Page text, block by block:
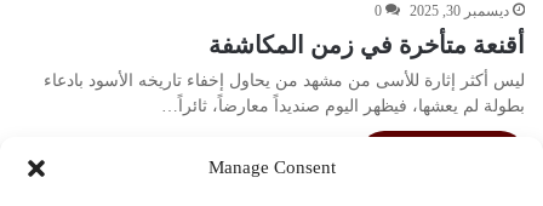
Manage Consent
ديسمبر 30, 2025 0
أقنعة متأخرة في زمن المكاشفة
ليس أكثر إثارة للأسى من مشهد من يحاول إخفاء تاريخه الأسود بادعاء
بطولة لم يعشها، فيظهر اليوم صنديداً معارضاً، ثائراً…